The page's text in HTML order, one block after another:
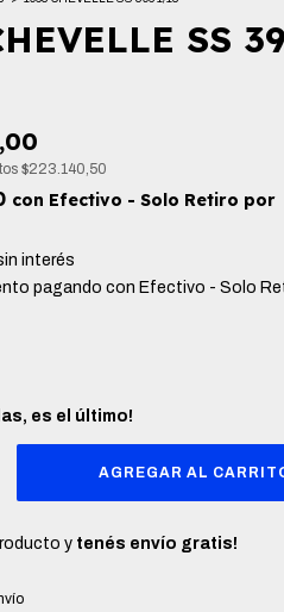
SS
$223.140,50
con Efectivo - Solo Retiro por
interés
pagando con Efectivo - Solo
es el último!
y tenés envío gratis!